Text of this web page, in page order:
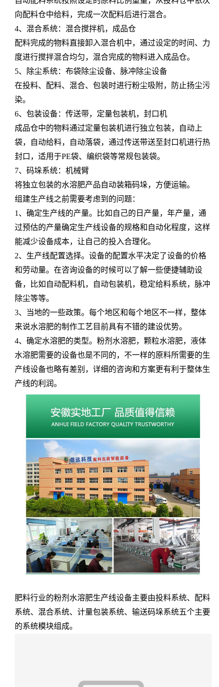
向配料仓中给料，完成一次配料后进行混合。
4、混合系统：混合搅拌机，成品仓
配料完成的物料直接卸入混合机中，通过设定的时间、力
度进行搅拌混合均匀，混合完成的物料进入成品仓。
5、除尘系统：布袋除尘设备、脉冲除尘设备
在投料、配料、混合、包装时进行粉尘吸附，防止扬尘污
染。
6、包装设备：传送带，定量包装机，封口机
成品仓中的物料通过定量包装机进行独立包装，
自动上
袋，自动给料，自动落袋，通过传送带送至封口机进行热
封口，适用于PE袋、编织袋等常规包装袋。
7、码垛系统：机械臂
将独立包装的水溶肥产品自动装箱码垛，方便运输。
组建生产线之前需要考虑到的问题：
1 、确定生产线的产量。比如自己的日产量，年产量，通
过预估的产量确定生产线设备的规格和自动化程度，这样
能减少设备成本，让自己的投入合理化。
2、生产线配置选择。设备的配置水平决定了设备的价格
和劳动量。在咨询设备的时候可以了解一些便捷辅助设
备，比如自动配料机，自动包装机，稳定给料系统，脉冲
除尘等等。
3、当地的一些政策。每个地区和每个地区不一样，整体
来说水溶肥的制作工艺目前具有不错的建设优势。
4、确定水溶肥的类型。粉剂水溶肥，颗粒水溶肥，液体
水溶肥需要的设备也是不同的，不一样的原料所需要的生
产线设备也略有差别，详细的咨询和方案更有利于整体生
产线的利润。
肥料行业的粉剂水溶肥生产线设备主要由投料系统、配料
系统、混合系统、计量包装系统、输送码垛系统五个主要
的系统模块组成。